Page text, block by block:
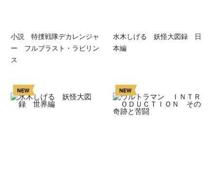
小説 特捜戦隊デカレンジャ
ー フルブラスト・ラビリン
ス
水木しげる 妖怪大図録 日
本編
NEW NEW